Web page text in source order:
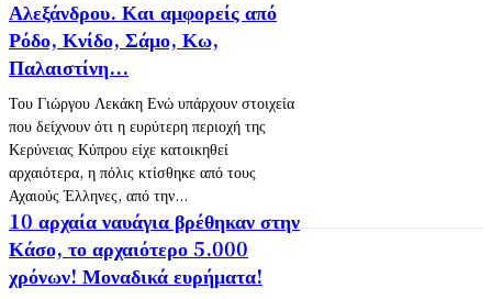
Αλεξάνδρου. Και αμφορείς από
Ρόδο, Κνίδο, Σάμο, Κω,
Παλαιστίνη...
Του Γιώργου Λεκάκη Ενώ υπάρχουν στοιχεία
που δείχνουν ότι η ευρύτερη περιοχή της
Κερύνειας Κύπρου είχε κατοικηθεί
αρχαιότερα, η πόλις κτίσθηκε από τους
Αχαιούς Έλληνες, από την...
10 αρχαία ναυάγια βρέθηκαν στην
Κάσο, το αρχαιότερο 5.000
χρόνων! Μοναδικά ευρήματα!